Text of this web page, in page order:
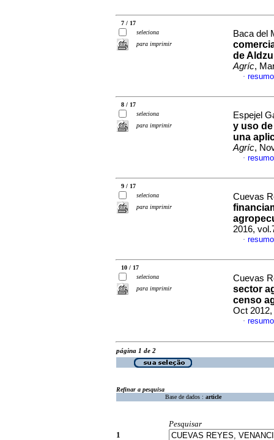
7 / 17
seleciona
para imprimir
Baca del
de
Agríc,
·
8 / 17
seleciona
para imprimir
Espejel
y uso
una
Agríc,
·
9 / 17
seleciona
para imprimir
Cuevas
2016,
·
10 / 17
seleciona
para imprimir
Cuevas
sector
censo
Oct 2012,
·
página 1 de 2
Refinar a pesquisa
Base de dados : article
Pesquisar
1